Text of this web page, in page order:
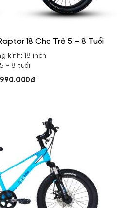
18 Cho Trẻ 5 – 8 Tuổi
kính: 18 inch
5 - 8 tuổi